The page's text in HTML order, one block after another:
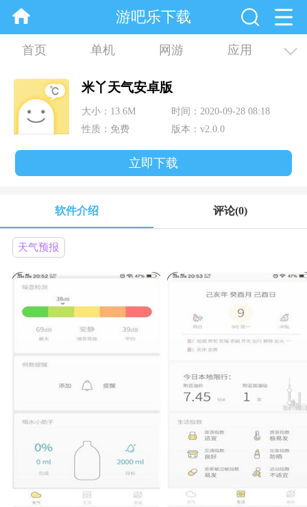
游吧乐下载
首页 单机 网游 应用
资讯 合集
米丫天气安卓版
大小：13.6M
时间：2020-09-28 08:18
性质：免费
版本：v2.0.0
立即下载
软件介绍 评论(0)
天气预报